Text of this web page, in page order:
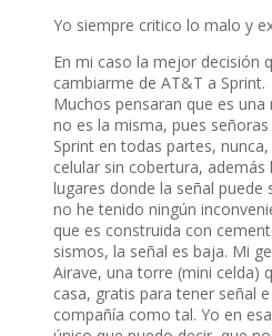
Yo siempre critico lo malo y
En mi caso la mejor decisión
cambiarme de AT&T a Sprint.
Muchos pensaran que es
no es la misma, pues
Sprint en todas partes,
celular sin cobertura,
lugares donde la señal
no he tenido ningún
que es construida con
sismos, la señal es baja. Mi
Airave, una torre (mini celda)
casa, gratis para tener señal
compañí­a como tal. Yo en